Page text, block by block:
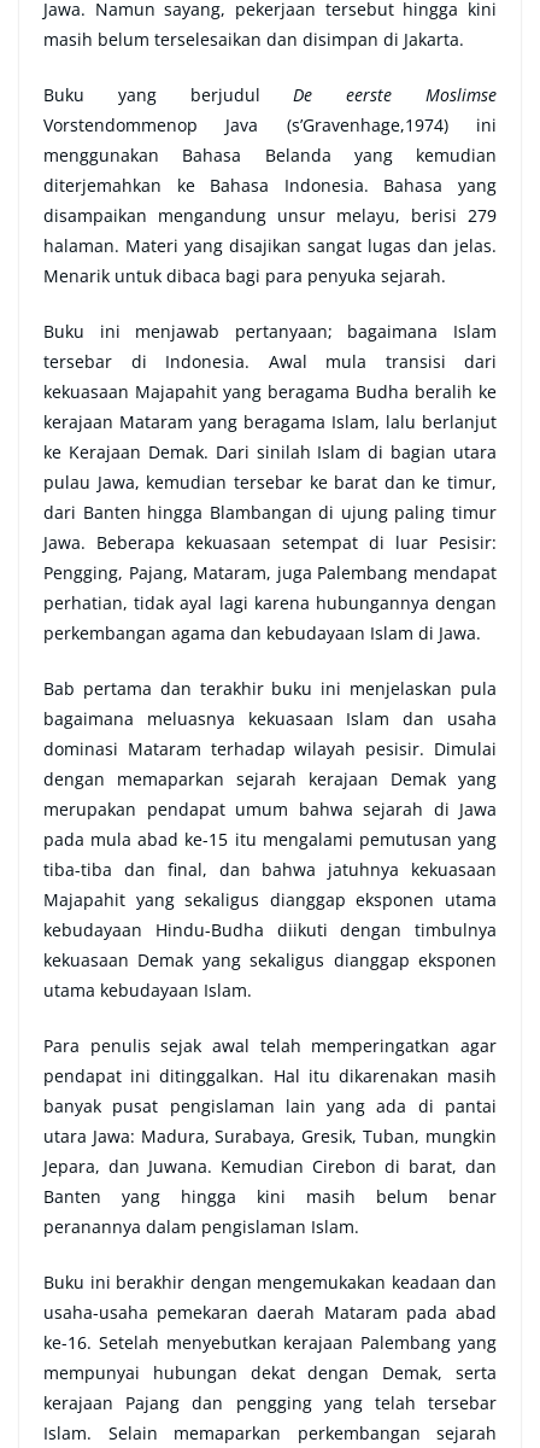
Jawa. Namun sayang, pekerjaan tersebut hingga kini
masih belum terselesaikan dan disimpan di Jakarta.
Buku yang berjudulDe eerste Moslimse
Vorstendommenop Java (s’Gravenhage,1974) ini
menggunakan Bahasa Belanda yang kemudian
diterjemahkan ke Bahasa Indonesia. Bahasa yang
disampaikan mengandung unsur melayu, berisi 279
halaman. Materi yang disajikan sangat lugas dan jelas.
Menarik untuk dibaca bagi para penyuka sejarah.
Buku ini menjawab pertanyaan; bagaimana Islam
tersebar di Indonesia. Awal mula transisi dari
kekuasaan Majapahit yang beragama Budha beralih ke
kerajaan Mataram yang beragama Islam, lalu berlanjut
ke Kerajaan Demak. Dari sinilah Islam di bagian utara
pulau Jawa, kemudian tersebar ke barat dan ke timur,
dari Banten hingga Blambangan di ujung paling timur
Jawa. Beberapa kekuasaan setempat di luar Pesisir:
Pengging, Pajang, Mataram, juga Palembang mendapat
perhatian, tidak ayal lagi karena hubungannya dengan
perkembangan agama dan kebudayaan Islam di Jawa.
Bab pertama dan terakhir buku ini menjelaskan pula
bagaimana meluasnya kekuasaan Islam dan usaha
dominasi Mataram terhadap wilayah pesisir. Dimulai
dengan memaparkan sejarah kerajaan Demak yang
merupakan pendapat umum bahwa sejarah di Jawa
pada mula abad ke-15 itu mengalami pemutusan yang
tiba-tiba dan final, dan bahwa jatuhnya kekuasaan
Majapahit yang sekaligus dianggap eksponen utama
kebudayaan Hindu-Budha diikuti dengan timbulnya
kekuasaan Demak yang sekaligus dianggap eksponen
utama kebudayaan Islam.
Para penulis sejak awal telah memperingatkan agar
pendapat ini ditinggalkan. Hal itu dikarenakan masih
banyak pusat pengislaman lain yang ada di pantai
utara Jawa: Madura, Surabaya, Gresik, Tuban, mungkin
Jepara, dan Juwana. Kemudian Cirebon di barat, dan
Banten yang hingga kini masih belum benar
peranannya dalam pengislaman Islam.
Buku ini berakhir dengan mengemukakan keadaan dan
usaha-usaha pemekaran daerah Mataram pada abad
ke-16. Setelah menyebutkan kerajaan Palembang yang
mempunyai hubungan dekat dengan Demak, serta
kerajaan Pajang dan pengging yang telah tersebar
Islam. Selain memaparkan perkembangan sejarah